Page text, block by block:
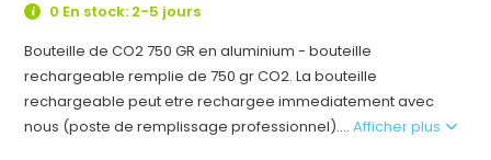
0 En stock: 2-5 jours
Bouteille de CO2 750 GR en aluminium - bouteille
rechargeable remplie de 750 gr CO2. La bouteille
rechargeable peut etre rechargee immediatement avec
nous (poste de remplissage professionnel)....Afficher plus